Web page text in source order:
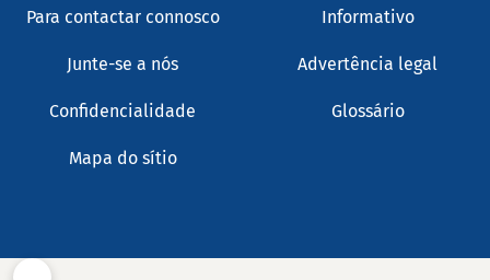
Para contactar connosco Informativo
Junte-se a nós Advertência legal
Confidencialidade Glossário
Mapa do sítio